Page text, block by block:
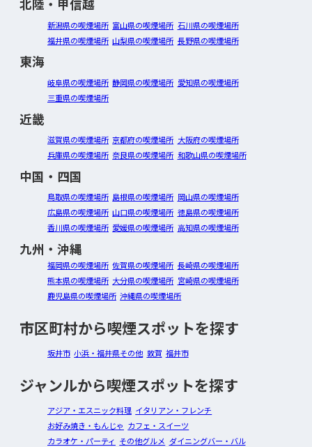
北陸・甲信越
新潟県の喫煙場所 富山県の喫煙場所 石川県の喫煙場所
福井県の喫煙場所 山梨県の喫煙場所 長野県の喫煙場所
東海
岐阜県の喫煙場所 静岡県の喫煙場所 愛知県の喫煙場所
三重県の喫煙場所
近畿
滋賀県の喫煙場所 京都府の喫煙場所 大阪府の喫煙場所
兵庫県の喫煙場所 奈良県の喫煙場所 和歌山県の喫煙場所
中国・四国
鳥取県の喫煙場所 島根県の喫煙場所 岡山県の喫煙場所
広島県の喫煙場所 山口県の喫煙場所 徳島県の喫煙場所
香川県の喫煙場所 愛媛県の喫煙場所 高知県の喫煙場所
九州・沖縄
福岡県の喫煙場所 佐賀県の喫煙場所 長崎県の喫煙場所
熊本県の喫煙場所 大分県の喫煙場所 宮崎県の喫煙場所
鹿児島県の喫煙場所 沖縄県の喫煙場所
市区町村から喫煙スポットを探す
坂井市 小浜・福井県その他 敦賀 福井市
ジャンルから喫煙スポットを探す
アジア・エスニック料理 イタリアン・フレンチ
お好み焼き・もんじゃ カフェ・スイーツ
カラオケ・パーティ その他グルメ ダイニングバー・バル